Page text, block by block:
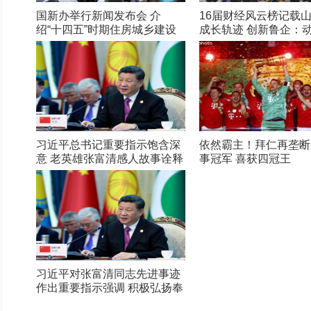
国新办举行新闻发布会 介
绍“十四五”时期住房城乡建设
高质量发展成就
16届财经风云榜记载
成长轨迹 创新鲁企：
在路上
习近平总书记重要指示饱含深
意 老英雄张富清感人故事诠释
初心
依然霸主！拜仁再垄
事冠军 喜获四冠王
习近平对张富清同志先进事迹
作出重要指示强调 积极弘扬奉